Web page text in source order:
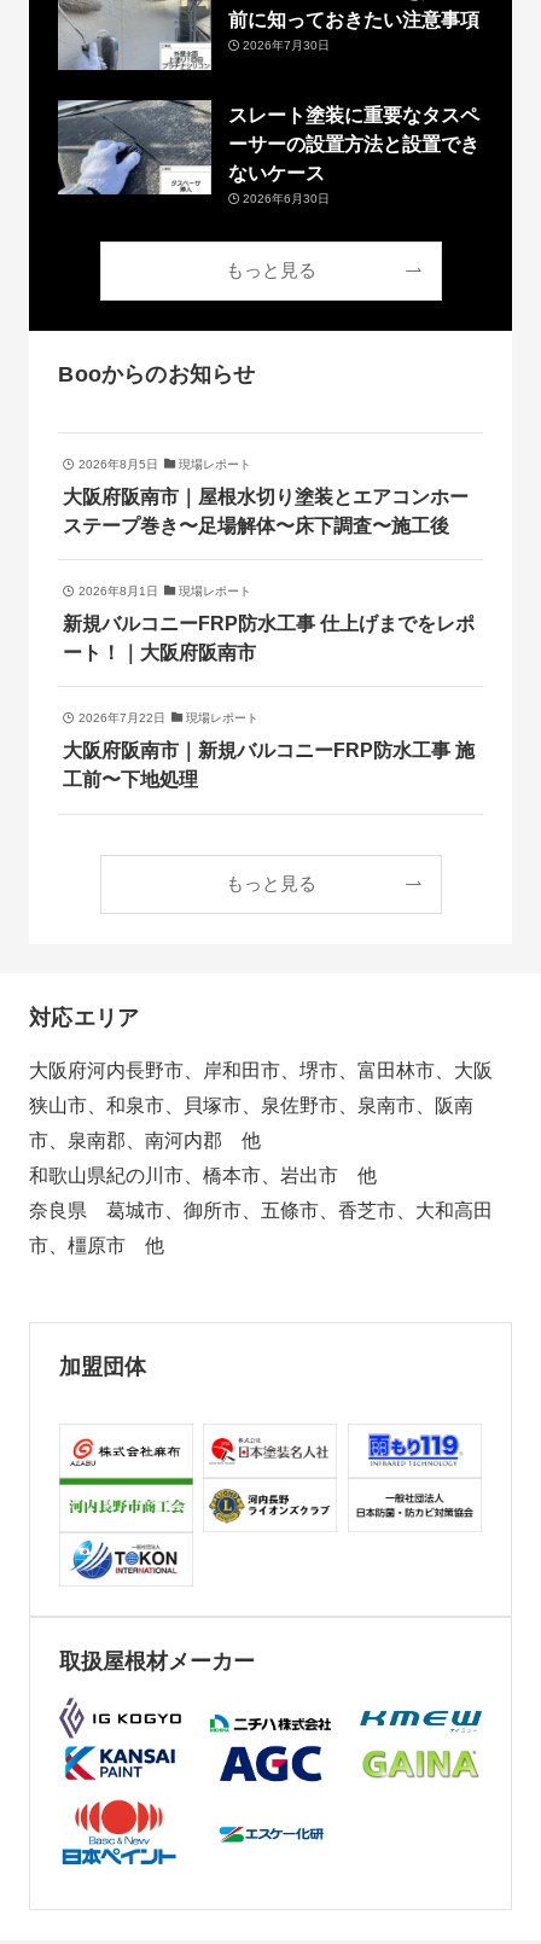
前に知っておきたい注意事項
2026年7月30日
スレート塗装に重要なタスペ
ーサーの設置方法と設置でき
ないケース
2026年6月30日
もっと見る
Booからのお知らせ
2026年8月5日 現場レポート
大阪府阪南市｜屋根水切り塗装とエアコンホー
ステープ巻き〜足場解体〜床下調査〜施工後
2026年8月1日 現場レポート
新規バルコニーFRP防水工事 仕上げまでをレポ
ート！｜大阪府阪南市
2026年7月22日 現場レポート
大阪府阪南市｜新規バルコニーFRP防水工事 施
工前〜下地処理
もっと見る
対応エリア
大阪府河内長野市、岸和田市、堺市、富田林市、大阪
狭山市、和泉市、貝塚市、泉佐野市、泉南市、阪南
市、泉南郡、南河内郡 他
和歌山県紀の川市、橋本市、岩出市 他
奈良県 葛城市、御所市、五條市、香芝市、大和高田
市、橿原市 他
加盟団体
取扱屋根材メーカー